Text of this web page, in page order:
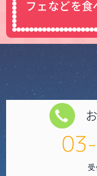
フェなどを食
受